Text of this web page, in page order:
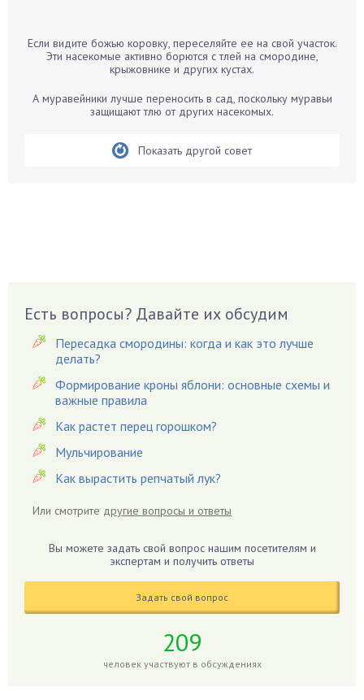
Бархатцы
Белые грибы
Вредители
Гацания
Гвоздики
Герань
Гиацинт
Гибискус
Гладиолусы
Если видите божью коровку, переселяйте ее на свой участок.
Эти насекомые активно борются с тлей на смородине,
крыжовнике и других кустах.
А муравейники лучше переносить в сад, поскольку муравьи
защищают тлю от других насекомых.
Показать другой совет
Есть вопросы? Давайте их обсудим
Пересадка смородины: когда и как это лучше
делать?
Формирование кроны яблони: основные схемы и
важные правила
Как растет перец горошком?
Мульчирование
Как вырастить репчатый лук?
Или смотрите другие вопросы и ответы
Вы можете задать свой вопрос нашим посетителям и
экспертам и получить ответы
Задать свой вопрос
209
человек участвуют в обсуждениях